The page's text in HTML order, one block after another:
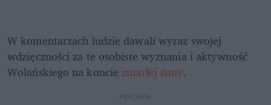
W komentarzach ludzie dawali wyraz swojej
wdzięczności za te osobiste wyznania i aktywność
Wolańskiego na koncie zmarłej żony.
REKLAMA